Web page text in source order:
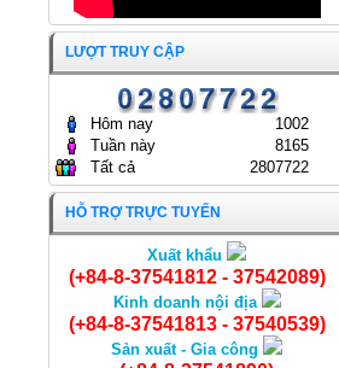
Cá Chạch nguyên con
25/04/2025
ĐẠI HỘI ĐỒNG CỔ ĐÔNG
THƯỜNG NIÊN NĂM 2024
CÔNG TY CỔ PHẦN KINH
DOANH THỦY HẢI SẢN SÀI
GÒN
24/04/2024
LƯỢT TRUY CẬP
Hôm nay
1002
Tuần này
8165
Tất cả
2807722
HỖ TRỢ TRỰC TUYẾN
Xuất khẩu
(+84-8-37541812 - 37542089)
Kinh doanh nội địa
(+84-8-37541813 - 37540539)
Sản xuất - Gia công